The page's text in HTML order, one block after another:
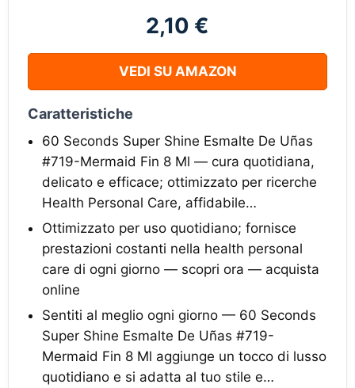
2,10 €
VEDI SU AMAZON
Caratteristiche
60 Seconds Super Shine Esmalte De Uñas
#719-Mermaid Fin 8 Ml — cura quotidiana,
delicato e efficace; ottimizzato per ricerche
Health Personal Care, affidabile…
Ottimizzato per uso quotidiano; fornisce
prestazioni costanti nella health personal
care di ogni giorno — scopri ora — acquista
online
Sentiti al meglio ogni giorno — 60 Seconds
Super Shine Esmalte De Uñas #719-
Mermaid Fin 8 Ml aggiunge un tocco di lusso
quotidiano e si adatta al tuo stile e…